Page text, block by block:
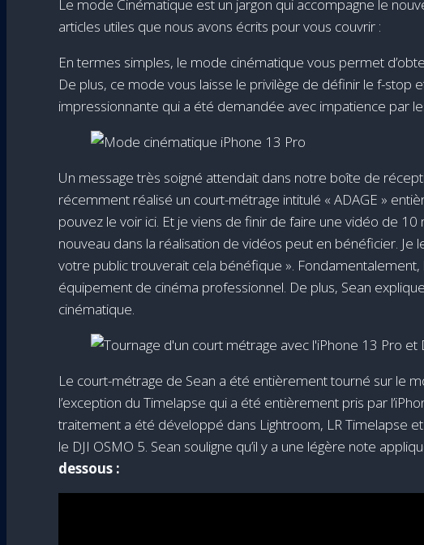
Le mode Cinématique est un jargon qui accompagne le
articles utiles que nous avons écrits pour vous couvrir :
En termes simples, le mode cinématique vous permet
De plus, ce mode vous laisse le privilège de définir le f-stop
impressionnante qui a été demandée avec impatience par
Un message très soigné attendait dans notre boîte de
récemment réalisé un court-métrage intitulé « ADAGE »
pouvez le voir ici. Et je viens de finir de faire une vidéo de
nouveau dans la réalisation de vidéos peut en bénéficier.
votre public trouverait cela bénéfique ».
équipement de cinéma professionnel. De plus, Sean
cinématique.
Le court-métrage de Sean a été entièrement tourné sur le
l’exception du Timelapse qui a été entièrement pris par
traitement a été développé dans Lightroom, LR Timelapse
le DJI OSMO 5. Sean souligne qu’il y a une légère note
dessous :